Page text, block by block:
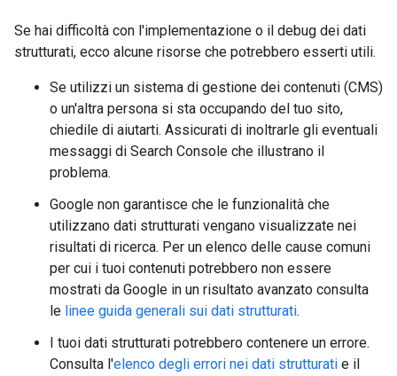
Se hai difficoltà con l'implementazione o il debug dei dati
strutturati, ecco alcune risorse che potrebbero esserti utili.
Se utilizzi un sistema di gestione dei contenuti (CMS)
o un'altra persona si sta occupando del tuo sito,
chiedile di aiutarti. Assicurati di inoltrarle gli eventuali
messaggi di Search Console che illustrano il
problema.
Google non garantisce che le funzionalità che
utilizzano dati strutturati vengano visualizzate nei
risultati di ricerca. Per un elenco delle cause comuni
per cui i tuoi contenuti potrebbero non essere
mostrati da Google in un risultato avanzato consulta
le linee guida generali sui dati strutturati.
I tuoi dati strutturati potrebbero contenere un errore.
Consulta l'elenco degli errori nei dati strutturati e il